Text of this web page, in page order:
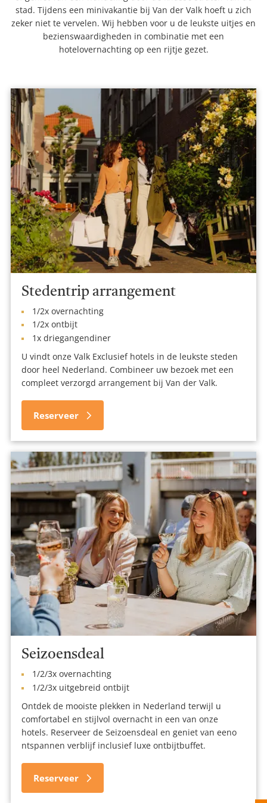
stad. Tijdens een minivakantie bij Van der Valk hoeft u zich
zeker niet te vervelen. Wij hebben voor u de leukste uitjes en
bezienswaardigheden in combinatie met een
hotelovernachting op een rijtje gezet.
Stedentrip arrangement
1/2x overnachting
1/2x ontbijt
1x driegangendiner
U vindt onze Valk Exclusief hotels in de leukste steden
door heel Nederland. Combineer uw bezoek met een
compleet verzorgd arrangement bij Van der Valk.
Reserveer
Seizoensdeal
1/2/3x overnachting
1/2/3x uitgebreid ontbijt
Ontdek de mooiste plekken in Nederland terwijl u
comfortabel en stijlvol overnacht in een van onze
hotels. Reserveer de Seizoensdeal en geniet van eeno
ntspannen verblijf inclusief luxe ontbijtbuffet.
Reserveer